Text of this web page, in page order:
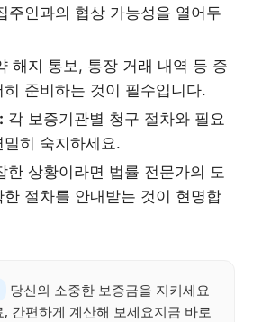
주인과의 협상 가능성을 열어두
해지 통보, 통장 거래 내역 등 증
준비하는 것이 필수입니다.
각 보증기관별 청구 절차와 필요
히 숙지하세요.
한 상황이라면 법률 전문가의 도
절차를 안내받는 것이 현명합
당신의 소중한 보증금을 지키세요
간편하게 계산해 보세요지금 바로